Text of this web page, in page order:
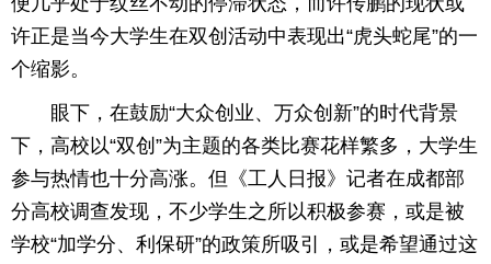
富
文许正是当今大学生在双创活动中表现出“虎头蛇尾”的一
个缩影。
眼下，在鼓励“大众创业、万众创新”的时代背景
下，高校以“双创”为主题的各类比赛花样繁多，大学生
参与热情也十分高涨。但《工人日报》记者在成都部
分高校调查发现，不少学生之所以积极参赛，或是被
学校“加学分、利保研”的政策所吸引，或是希望通过这